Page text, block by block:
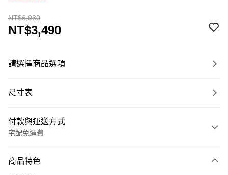
NT$6,980
NT$3,490
請選擇商品選項
尺寸表
付款與運送方式
宅配免運費
信用卡一次付款
商品特色